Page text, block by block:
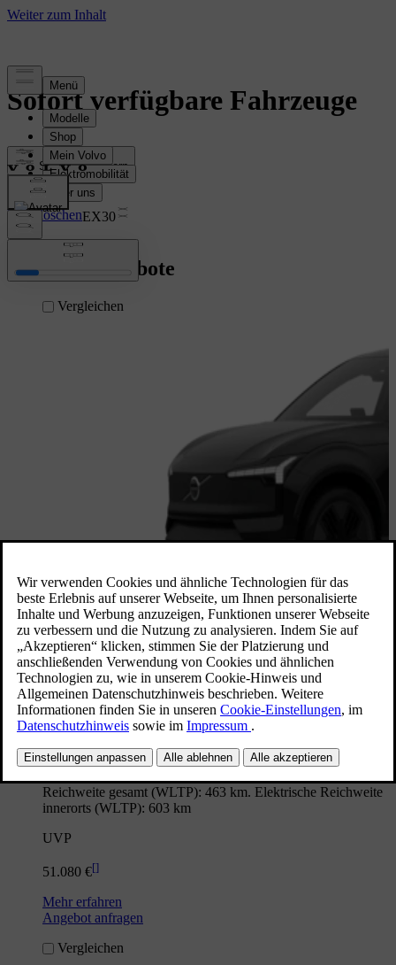
Sofort verfügbare Fahrzeuge
Sortieren & filtern
Filter löschenEX30
Fahrzeugangebote
Vergleichen
Verfügbar in 4 Wochen
EX30 Cross Country Plus,P5 Long Range
Electric
2027 • 463 km elektrische Reichweite
Innenraum "Pine"
Bundesweit verfügbar
Stromverbrauch, gewichtet: 17.1 kWh/100 km. CO₂-
Reichweite gesamt (WLTP): 463 km. Elektrische Reichweite
innerorts (WLTP): 603 km
UVP
51.080 €[]
Mehr erfahren
Angebot anfragen
Vergleichen